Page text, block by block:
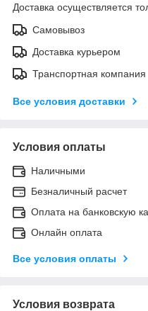
Доставка осуществляется
Самовывоз
Доставка курьером
Транспортная компания
Все условия доставки
Условия оплаты
Наличными
Безналичный расчет
Оплата на банковскую
Онлайн оплата
Все условия оплаты
Условия возврата